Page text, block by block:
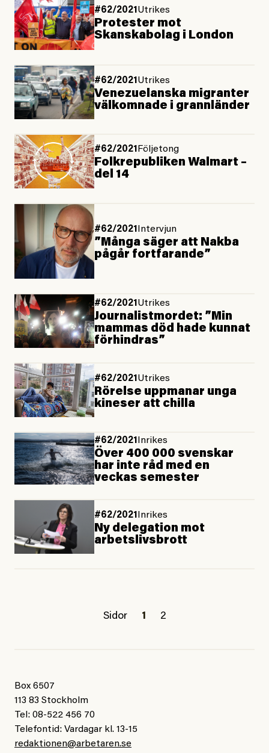
#62/2021Utrikes
Protester mot
Skanskabolag i London
#62/2021 Utrikes
Venezuelanska migranter
välkomnade i grannländer
#62/2021Följetong
Folkrepubliken Walmart –
del 14
#62/2021 Intervjun
”Många säger att Nakba
pågår fortfarande”
#62/2021 Utrikes
Journalistmordet: ”Min
mammas död hade kunnat
förhindras”
#62/2021 Utrikes
Rörelse uppmanar unga
kineser att chilla
#62/2021Inrikes
Över 400 000 svenskar
har inte råd med en
veckas semester
#62/2021 Inrikes
Ny delegation mot
arbetslivsbrott
Sidor 1 2
Box 6507
113 83 Stockholm
Tel: 08-522 456 70
Telefontid: Vardagar kl. 13-15
redaktionen@arbetaren.se